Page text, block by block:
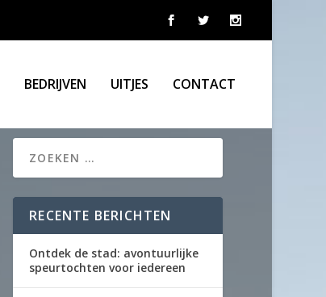
BEDRIJVEN UITJES CONTACT
RECENTE BERICHTEN
Ontdek de stad: avontuurlijke
speurtochten voor iedereen